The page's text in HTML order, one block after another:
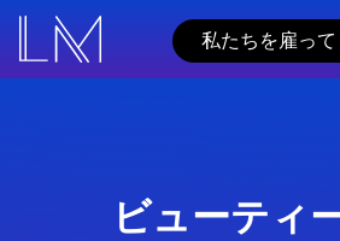
私たちを雇っ
ビューティ